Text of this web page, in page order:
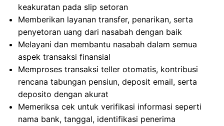
keakuratan pada slip setoran
Memberikan layanan transfer, penarikan, serta
penyetoran uang dari nasabah dengan baik
Melayani dan membantu nasabah dalam semua
aspek transaksi finansial
Memproses transaksi teller otomatis, kontribusi
rencana tabungan pensiun, deposit email, serta
deposito dengan akurat
Memeriksa cek untuk verifikasi informasi seperti
nama bank, tanggal, identifikasi penerima